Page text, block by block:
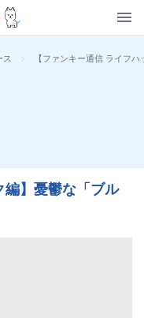
ス > 【ファンキー通信 ライフ
編】憂鬱な「ブル